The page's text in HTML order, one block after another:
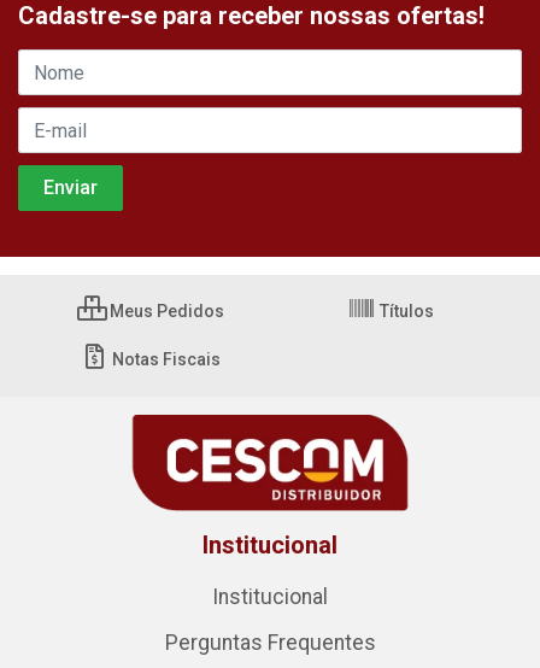
Cadastre-se para receber nossas ofertas!
Meus Pedidos Títulos
Notas Fiscais
Institucional
Institucional
Perguntas Frequentes